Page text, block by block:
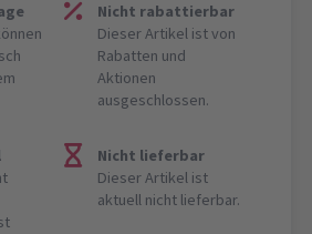
Nicht rabattierbar
Dieser Artikel ist von
Rabatten und
Aktionen
ausgeschlossen.
Nicht lieferbar
Dieser Artikel ist
aktuell nicht lieferbar.